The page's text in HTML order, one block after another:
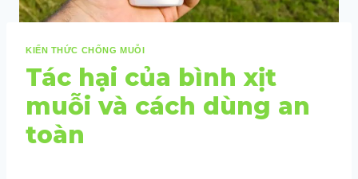
KIẾN THỨC CHỐNG MUỖI
Tác hại của bình xịt
muỗi và cách dùng an
toàn